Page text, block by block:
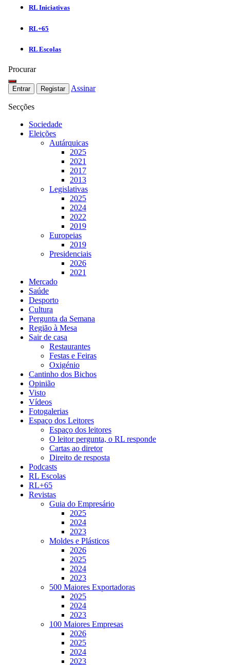
RL Iniciativas
RL+65
RL Escolas
Procurar
Entrar Registar Assinar
Secções
Sociedade
Eleições
Autárquicas
2025
2021
2017
2013
Legislativas
2025
2024
2022
2019
Europeias
2019
Presidenciais
2026
2021
Mercado
Saúde
Desporto
Cultura
Pergunta da Semana
Região à Mesa
Sair de casa
Restaurantes
Festas e Feiras
Oxigénio
Cantinho dos Bichos
Opinião
Visto
Vídeos
Fotogalerias
Espaço dos Leitores
Espaço dos leitores
O leitor pergunta, o RL responde
Cartas ao diretor
Direito de resposta
Podcasts
RL Escolas
RL+65
Revistas
Guia do Empresário
2025
2024
2023
Moldes e Plásticos
2026
2025
2024
2023
500 Maiores Exportadoras
2025
2024
2023
100 Maiores Empresas
2026
2025
2024
2023